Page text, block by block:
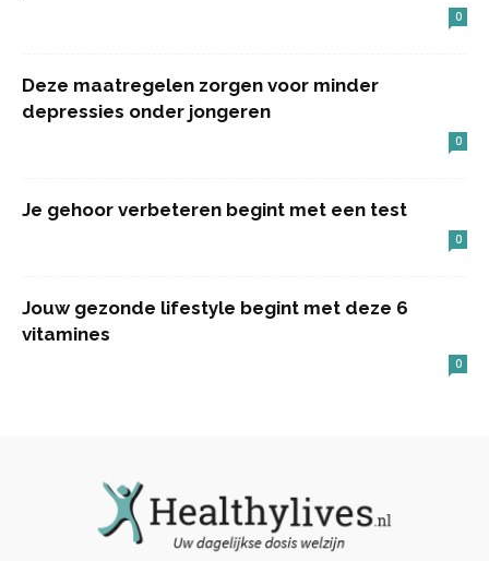
0
Deze maatregelen zorgen voor minder
depressies onder jongeren
0
Je gehoor verbeteren begint met een test
0
Jouw gezonde lifestyle begint met deze 6
vitamines
0